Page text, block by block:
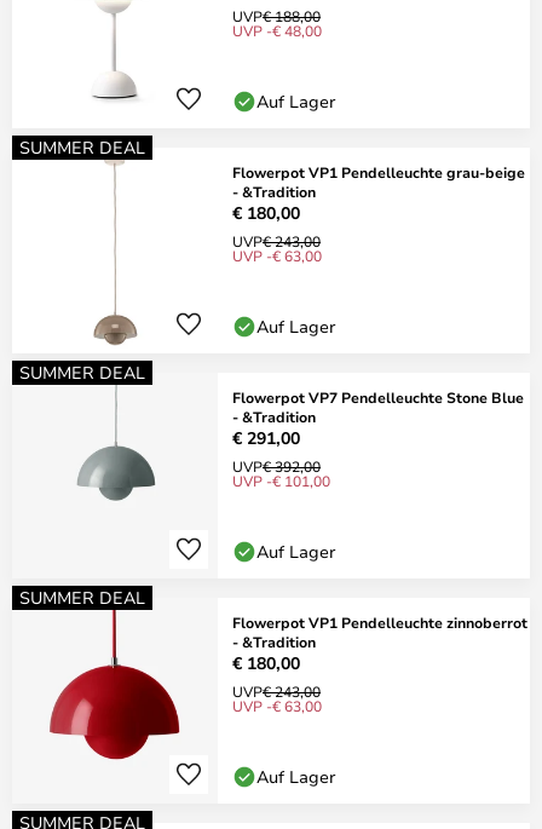
UVP€ 188,00
UVP -€ 48,00
Auf Lager
SUMMER DEAL
Flowerpot VP1 Pendelleuchte grau-beige
- &Tradition
€ 180,00
UVP€ 243,00
UVP -€ 63,00
Auf Lager
SUMMER DEAL
Flowerpot VP7 Pendelleuchte Stone Blue
- &Tradition
€ 291,00
UVP€ 392,00
UVP -€ 101,00
Auf Lager
SUMMER DEAL
Flowerpot VP1 Pendelleuchte zinnoberrot
- &Tradition
€ 180,00
UVP€ 243,00
UVP -€ 63,00
Auf Lager
SUMMER DEAL